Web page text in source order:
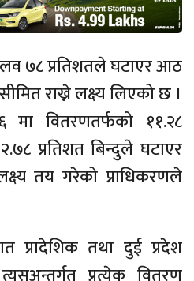
७८ प्रतिशतले घटाएर आठ
राख्ने लक्ष्य लिएको छ ।
मा वितरणतर्फको ११.२८
प्रतिशत बिन्दुले घटाएर
तय गरेको प्राधिकरणले
प्रादेशिक तथा दुई प्रदेश